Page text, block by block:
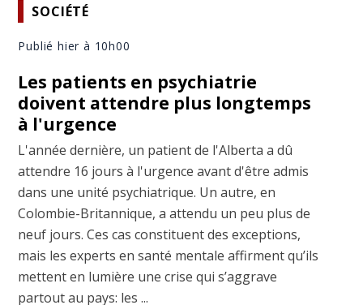
SOCIÉTÉ
Publié hier à 10h00
Les patients en psychiatrie
doivent attendre plus longtemps
à l'urgence
L'année dernière, un patient de l'Alberta a dû
attendre 16 jours à l'urgence avant d'être admis
dans une unité psychiatrique. Un autre, en
Colombie-Britannique, a attendu un peu plus de
neuf jours. Ces cas constituent des exceptions,
mais les experts en santé mentale affirment qu’ils
mettent en lumière une crise qui s’aggrave
partout au pays: les ...